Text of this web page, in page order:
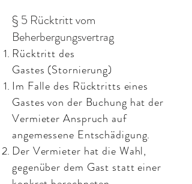
§ 5 Rücktritt vom
Beherbergungsvertrag
Rücktritt des
Gastes (Stornierung)
Im Falle des Rücktritts eines
Gastes von der Buchung hat der
Vermieter Anspruch auf
angemessene Entschädigung.
Der Vermieter hat die Wahl,
gegenüber dem Gast statt einer